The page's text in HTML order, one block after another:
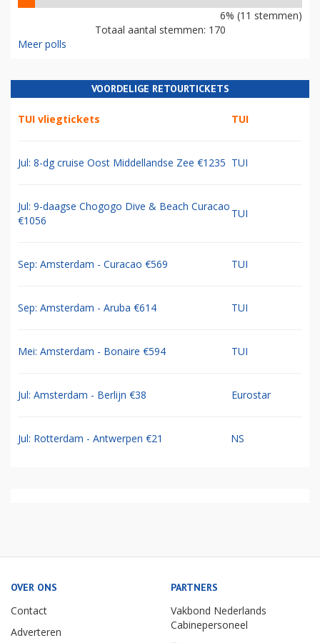
6% (11 stemmen)
Totaal aantal stemmen: 170
Meer polls
VOORDELIGE RETOURTICKETS
TUI vliegtickets TUI
Jul: 8-dg cruise Oost Middellandse Zee €1235 TUI
Jul: 9-daagse Chogogo Dive & Beach Curacao
€1056
TUI
Sep: Amsterdam - Curacao €569 TUI
Sep: Amsterdam - Aruba €614 TUI
Mei: Amsterdam - Bonaire €594 TUI
Jul: Amsterdam - Berlijn €38 Eurostar
Jul: Rotterdam - Antwerpen €21 NS
OVER ONS
Contact
Adverteren
PARTNERS
Vakbond Nederlands
Cabinepersoneel